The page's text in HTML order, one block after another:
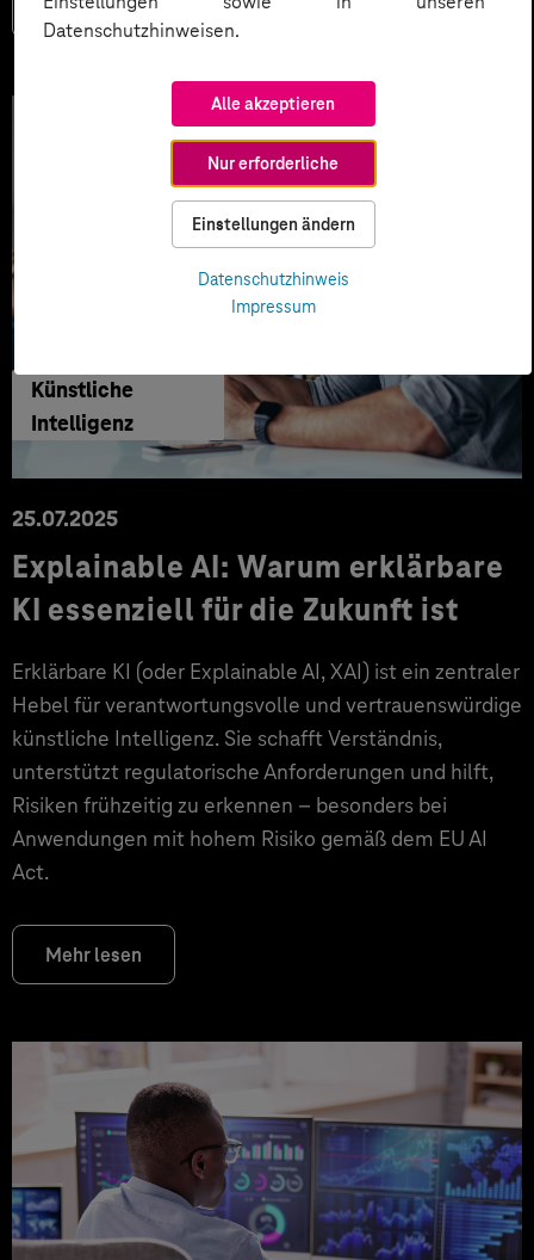
Datenschutzhinweisen.
Alle akzeptieren
Nur erforderliche
Einstellungen ändern
Datenschutzhinweis
Impressum
Mehr lesen
Künstliche
Intelligenz
25.07.2025
Explainable AI: Warum erklärbare
KI essenziell für die Zukunft ist
Erklärbare KI (oder Explainable AI, XAI) ist ein zentraler
Hebel für verantwortungsvolle und vertrauenswürdige
künstliche Intelligenz. Sie schafft Verständnis,
unterstützt regulatorische Anforderungen und hilft,
Risiken frühzeitig zu erkennen – besonders bei
Anwendungen mit hohem Risiko gemäß dem EU AI
Act.
Mehr lesen